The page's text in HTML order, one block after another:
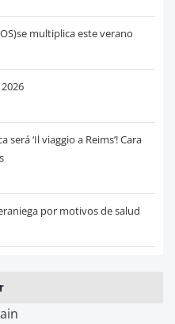
multiplica este verano
será ‘Il viaggio a Reims’! Cara
por motivos de salud